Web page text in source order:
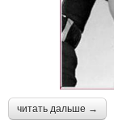
читать дальше →